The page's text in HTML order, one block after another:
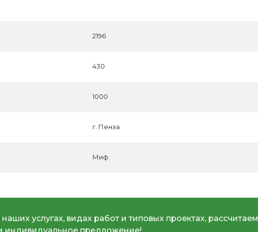
2196
430
1000
г. Пенза
Миф
услугах, видах работ и типовых проектах, рассчитаем